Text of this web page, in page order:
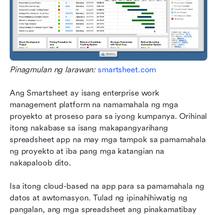
Pinagmulan ng larawan: smartsheet.com
Ang Smartsheet ay isang enterprise work
management platform na namamahala ng mga
proyekto at proseso para sa iyong kumpanya. Orihinal
itong nakabase sa isang makapangyarihang
spreadsheet app na may mga tampok sa pamamahala
ng proyekto at iba pang mga katangian na
nakapaloob dito.
Isa itong cloud-based na app para sa pamamahala ng
datos at awtomasyon. Tulad ng ipinahihiwatig ng
pangalan, ang mga spreadsheet ang pinakamatibay